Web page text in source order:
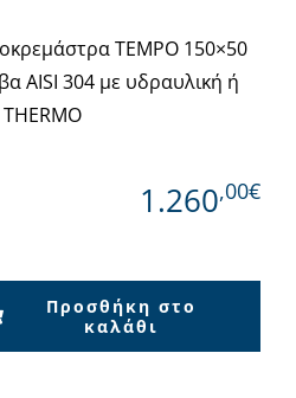
TEMPO 150×50
AISI 304 με υδραυλική ή
1.260,00€
Προσθήκη στο
καλάθι